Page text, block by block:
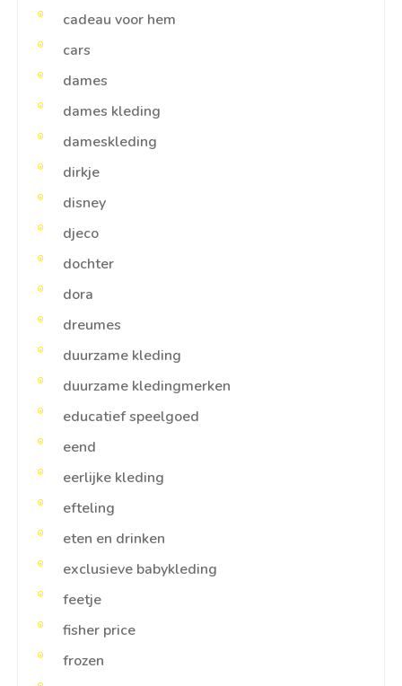
cadeau voor hem
cars
dames
dames kleding
dameskleding
dirkje
disney
djeco
dochter
dora
dreumes
duurzame kleding
duurzame kledingmerken
educatief speelgoed
eend
eerlijke kleding
efteling
eten en drinken
exclusieve babykleding
feetje
fisher price
frozen